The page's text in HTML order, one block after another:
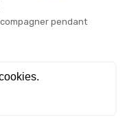
amour dans de
la planête.